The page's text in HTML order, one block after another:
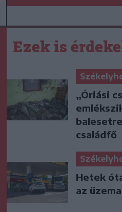
Ezek is
„Óriási
családfő
Hetek
az